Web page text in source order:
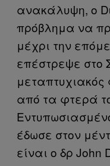
ανακάλυψη, ο
πρόβλημα να
μέχρι την
επέστρεψε στο
μεταπτυχιακός
από τα φτερά
έδωσε στον
είναι ο δρ John